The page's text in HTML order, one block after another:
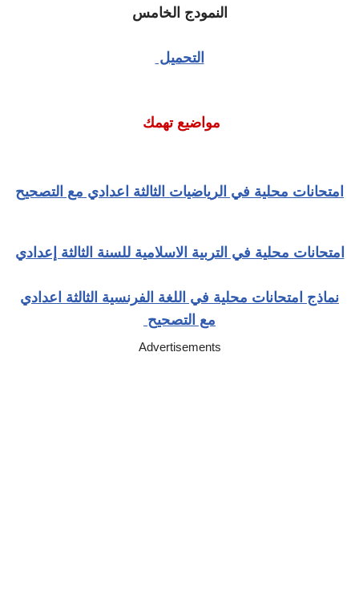
النمودج الخامس
التحميل
مواضيع تهمك
امتحانات محلية في الرياضيات الثالثة اعدادي مع التصحيح
امتحانات محلية في التربية الاسلامية للسنة الثالثة إعدادي
نماذج امتحانات محلية في اللغة الفرنسية الثالثة اعدادي
مع التصحيح
Advertisements